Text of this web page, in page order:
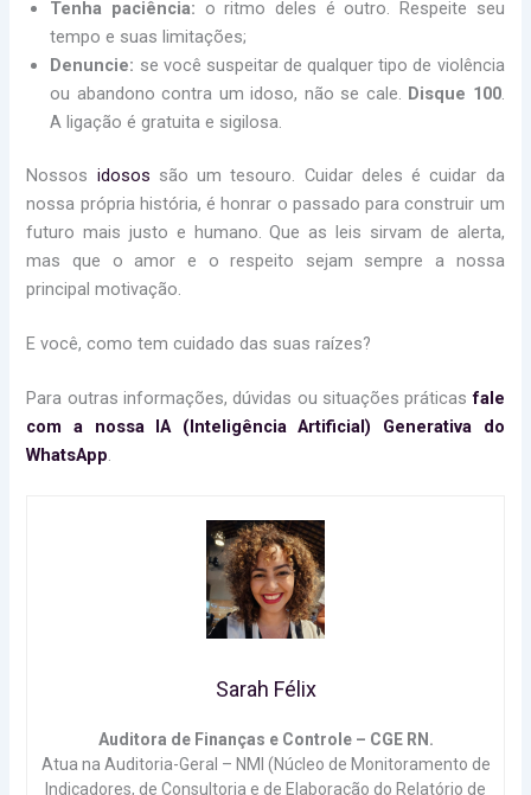
Tenha paciência: o ritmo deles é outro. Respeite seu
tempo e suas limitações;
Denuncie: se você suspeitar de qualquer tipo de violência
ou abandono contra um idoso, não se cale. Disque 100.
A ligação é gratuita e sigilosa.
Nossos idosos são um tesouro. Cuidar deles é cuidar da
nossa própria história, é honrar o passado para construir um
futuro mais justo e humano. Que as leis sirvam de alerta,
mas que o amor e o respeito sejam sempre a nossa
principal motivação.
E você, como tem cuidado das suas raízes?
Para outras informações, dúvidas ou situações práticasfale
com a nossa IA (Inteligência Artificial) Generativa do
WhatsApp.
Sarah Félix
Auditora de Finanças e Controle – CGE RN.
Atua na Auditoria-Geral – NMI (Núcleo de Monitoramento de
Indicadores, de Consultoria e de Elaboração do Relatório de